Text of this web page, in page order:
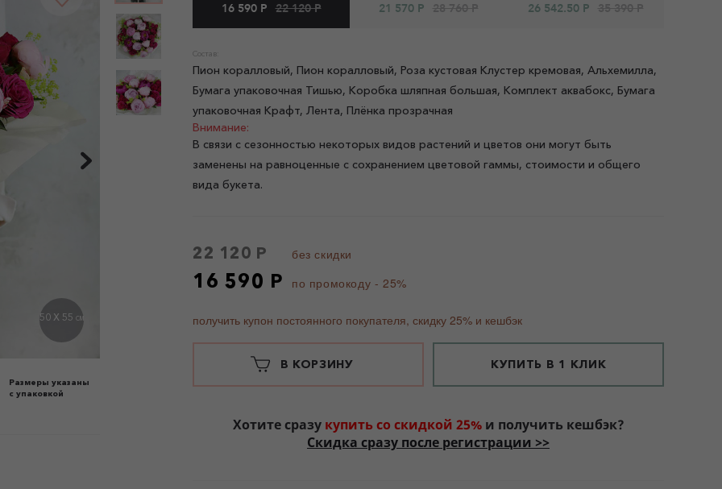
50 X 55 СМ
Размеры указаны
с упаковкой
16 590 Р 22 120 Р 21 570 Р 28 760 Р 26 542.50 Р 35 390 Р
Состав:
Пион коралловый, Пион коралловый, Роза кустовая Клустер кремовая, Альхемилла,
Бумага упаковочная Тишью, Коробка шляпная большая, Комплект аквабокс, Бумага
упаковочная Крафт, Лента, Плёнка прозрачная
Внимание:
В связи с сезонностью некоторых видов растений и цветов они могут быть
заменены на равноценные с сохранением цветовой гаммы, стоимости и общего
вида букета.
22 120 Р без скидки
16 590 Р по промокоду - 25%
получить купон постоянного покупателя, скидку 25% и кешбэк
В КОРЗИНУ КУПИТЬ В 1 КЛИК
Хотите сразу купить со скидкой 25%и получить кешбэк?
Скидка сразу после регистрации >>